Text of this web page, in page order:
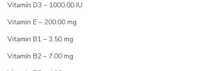
Vitamín D3 – 1000.00 IU
Vitamin E – 200.00 mg
Vitamin B1 – 3.50 mg
Vitamín B2 – 7.00 mg